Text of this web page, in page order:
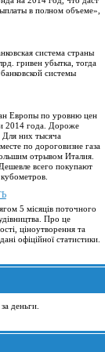
в полном объеме»,
система страны
гривен убытка, тогда
системы
Европы по уровню цен
2014 года. Дороже
Для них тысяча
по дороговизне газа
отрывом Италия.
всего покупают
5 місяців поточного
Про це
ціноутворення та
офіційної статистики.
деньги.